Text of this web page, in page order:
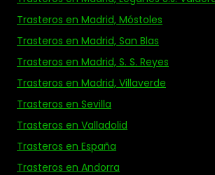
Trasteros en Madrid, Móstoles
Trasteros en Madrid, San Blas
Trasteros en Madrid, S. S. Reyes
Trasteros en Madrid, Villaverde
Trasteros en Sevilla
Trasteros en Valladolid
Trasteros en España
Trasteros en Andorra